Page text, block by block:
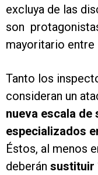
excluya de las
son
mayoritario
Tanto los
consideran un
nueva escala de
especializados
Éstos, al menos
deberán sustituir